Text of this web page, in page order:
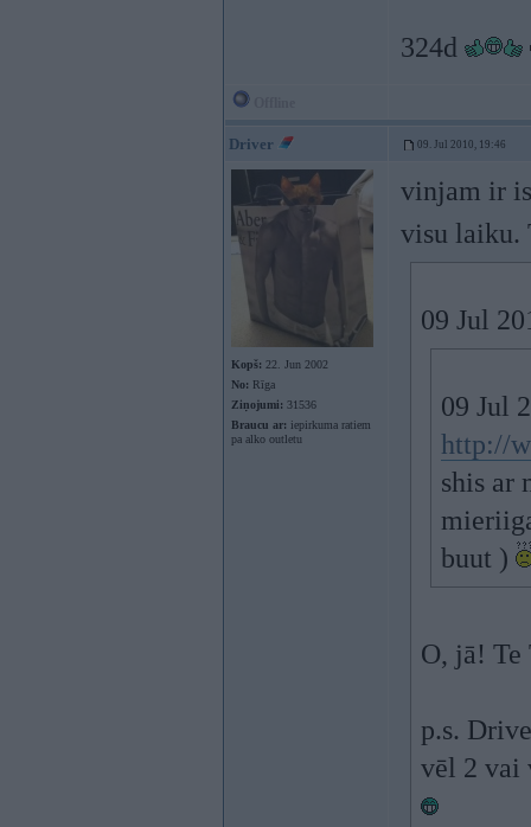
324d
Driver 09. Jul 2010, 19:46
Kopš: 22. Jun 2002
No: Rīga
Ziņojumi: 31536
Braucu ar: iepirkuma ratiem
pa alko outletu
vinjam ir
visu laiku.
09 Jul
09 Jul
http://
shis ar
buut )
O, jā!
p.s.
vēl 2 vai